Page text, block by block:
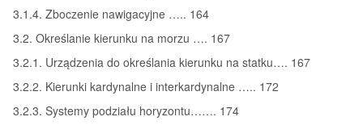
3.1.4. Zboczenie nawigacyjne ….. 164
3.2. Określanie kierunku na morzu …. 167
3.2.1. Urządzenia do określania kierunku na statku…. 167
3.2.2. Kierunki kardynalne i interkardynalne ….. 172
3.2.3. Systemy podziału horyzontu……. 174